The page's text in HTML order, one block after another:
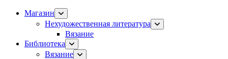
Магазин
Нехудожественная литература
Вязание
Библиотека
Вязание